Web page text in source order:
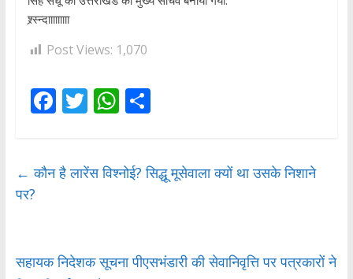
श्र्स्न्दााााााााा
Post Views: 1,070
F
b
k
T
er
W
s
p
S
e
← कौन है लारेंस विश्नोई? सिद्धू मूसेवाला क्यों था उसके निशाने
पर?
सहायक निदेशक सूचना पीएसभंडारी की सेवानिवृत्ति पर पत्रकारों ने